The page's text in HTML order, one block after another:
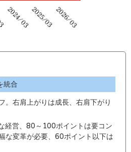
統合
。右肩上がりは成長、右肩下がり
経営、80～100ポイントは要コン
な変革が必要、60ポイント以下は